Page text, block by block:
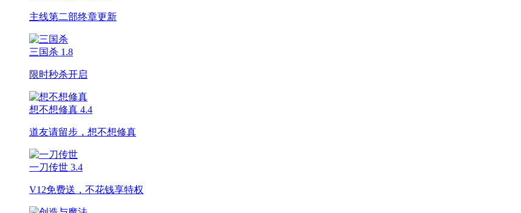
主线第二部终章更新
三国杀 1.8
限时秒杀开启
想不想修真 4.4
道友请留步，想不想修真
一刀传世 3.4
V12免费送，不花钱享特权